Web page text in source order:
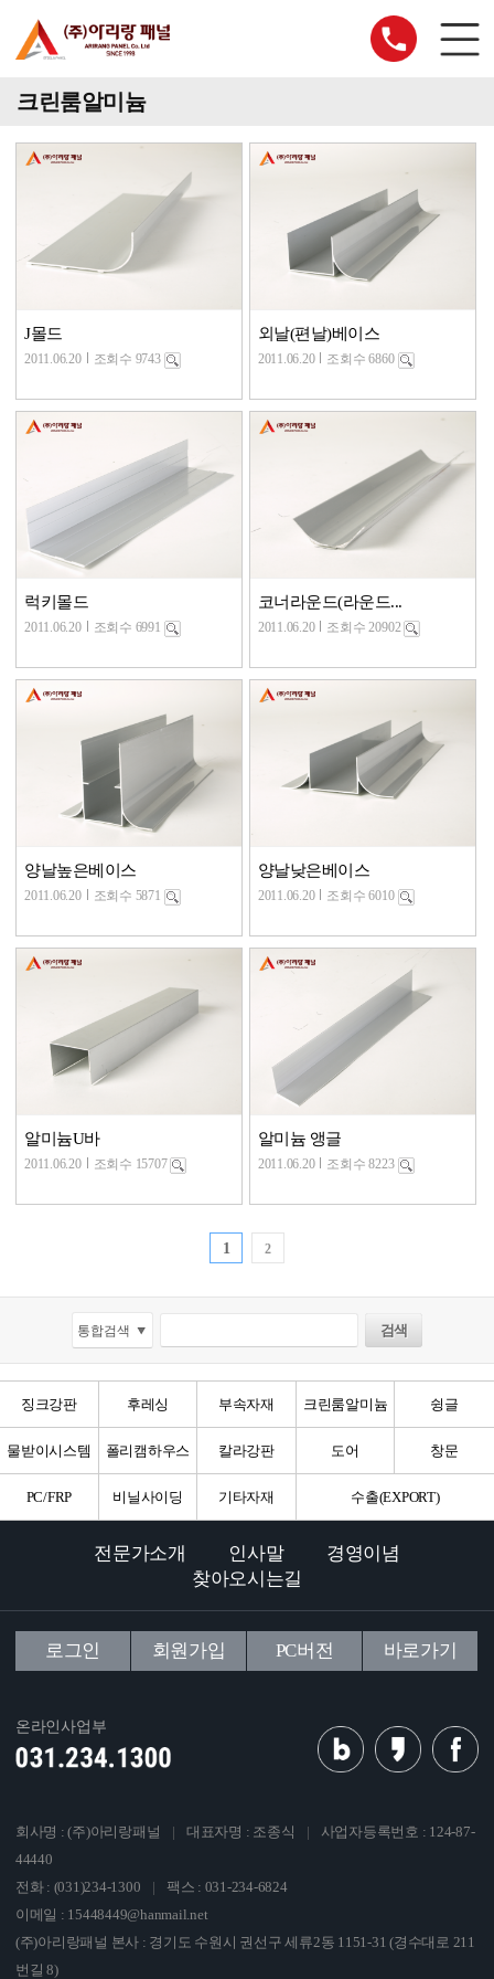
크린룸알미늄
J몰드
2011.06.20 조회수 9743
외날(편날)베이스
2011.06.20 조회수 6860
럭키몰드
2011.06.20 조회수 6991
코너라운드(라운드...
2011.06.20 조회수 20902
양날높은베이스
2011.06.20 조회수 5871
양날낮은베이스
2011.06.20 조회수 6010
알미늄U바
2011.06.20 조회수 15707
알미늄 앵글
2011.06.20 조회수 8223
1 2
징크강판 후레싱 부속자재 크린룸알미늄 슁글
물받이시스템 폴리캠하우스 칼라강판 도어 창문
PC/FRP 비닐사이딩 기타자재 수출(EXPORT)
전문가소개 인사말
경영이념
찾아오시는길
로그인 회원가입 PC버전 바로가기
온라인사업부
회사명 : (주)아리랑패널 | 대표자명 : 조종식 |
사업자등록번호 : 124-87-
44440
전화 : (031)234-1300
|
팩스 : 031-234-6824
이메일 : 15448449@hanmail.net
(주)아리랑패널 본사 : 경기도 수원시 권선구 세류2동 1151-31 (경수대로 211
번길 8)